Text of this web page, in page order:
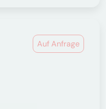
Auf Anfrage